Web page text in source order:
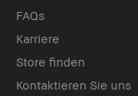
FAQs
Karriere
Store finden
Kontaktieren Sie uns